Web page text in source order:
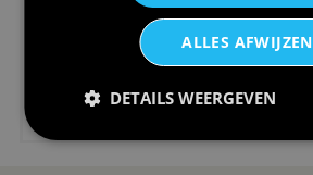
€24,95
ALLES AFWIJZEN
DETAILS WEERGEVEN